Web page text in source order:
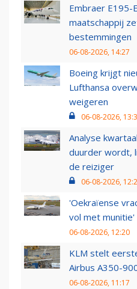
Embraer E195-
maatschappij
bestemmingen
06-08-2026, 14:27
Boeing krijgt
Lufthansa
weigeren
06-08-2026,
Analyse
duurder wordt,
de reiziger
06-08-2026,
'Oekraïense
vol met munitie'
06-08-2026, 12:20
KLM stelt
Airbus A350-
06-08-2026, 11:17